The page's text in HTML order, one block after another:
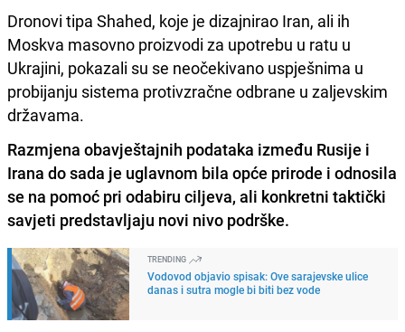
Dronovi tipa Shahed, koje je dizajnirao Iran, ali ih
Moskva masovno proizvodi za upotrebu u ratu u
Ukrajini, pokazali su se neočekivano uspješnima u
probijanju sistema protivzračne odbrane u zaljevskim
državama.
Razmjena obavještajnih podataka između Rusije i
Irana do sada je uglavnom bila opće prirode i odnosila
se na pomoć pri odabiru ciljeva, ali konkretni taktički
savjeti predstavljaju novi nivo podrške.
TRENDING
Vodovod objavio spisak: Ove sarajevske ulice
danas i sutra mogle bi biti bez vode